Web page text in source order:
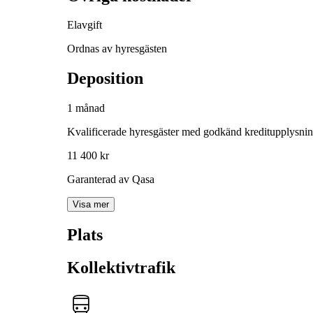
Elavgift
Ordnas av hyresgästen
Deposition
1 månad
Kvalificerade hyresgäster med godkänd
11 400 kr
Garanterad av Qasa
Visa mer
Plats
Kollektivtrafik